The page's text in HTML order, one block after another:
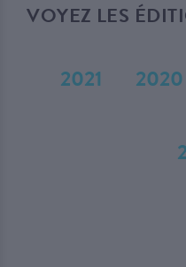
VOYEZ LES
2021 2020